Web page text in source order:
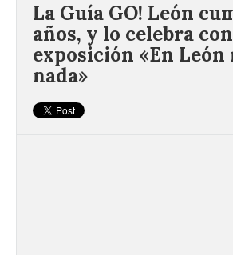
La Guía GO! León
años, y lo celebra
exposición «En León
nada»